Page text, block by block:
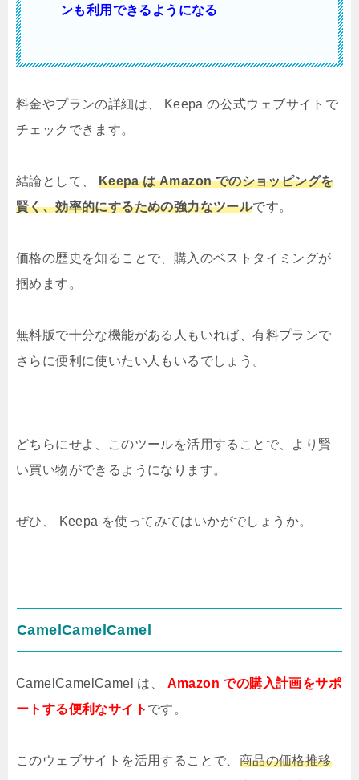
ンも利用できるようになる
料金やプランの詳細は、 Keepa の公式ウェブサイトで
チェックできます。
結論として、 Keepa は Amazon でのショッピングを
賢く、効率的にするための強力なツールです。
価格の歴史を知ることで、購入のベストタイミングが
掴めます。
無料版で十分な機能がある人もいれば、有料プランで
さらに便利に使いたい人もいるでしょう。
どちらにせよ、このツールを活用することで、より賢
い買い物ができるようになります。
ぜひ、 Keepa を使ってみてはいかがでしょうか。
CamelCamelCamel
CamelCamelCamel は、 Amazon での購入計画をサポ
ートする便利なサイト です。
このウェブサイトを活用することで、 商品の価格推移